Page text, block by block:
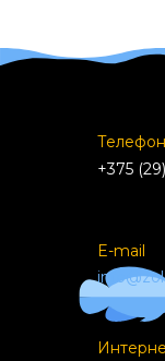
Телефон
+375
E-mail